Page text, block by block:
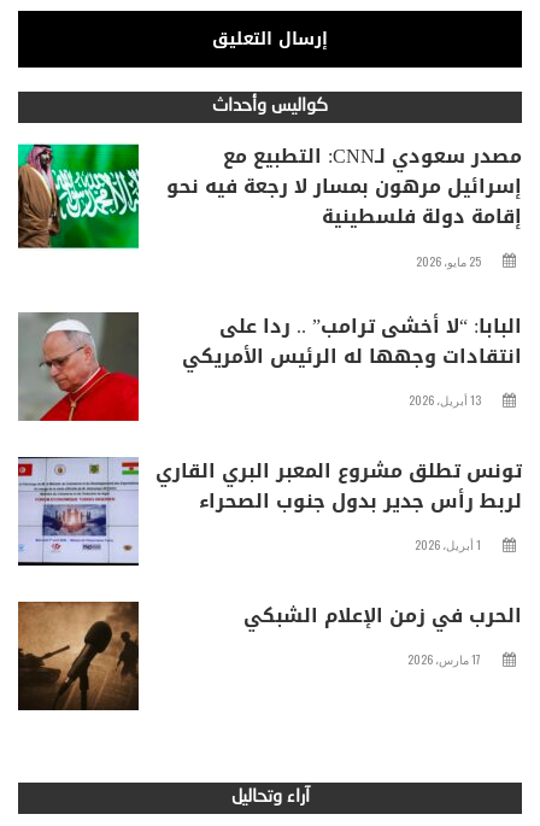
كواليس وأحداث
مصدر سعودي لـCNN: التطبيع مع
إسرائيل مرهون بمسار لا رجعة فيه نحو
إقامة دولة فلسطينية
25 مايو، 2026
البابا: “لا أخشى ترامب” .. ردا على
انتقادات وجهها له الرئيس الأمريكي
13 أبريل، 2026
تونس تطلق مشروع المعبر البري القاري
لربط رأس جدير بدول جنوب الصحراء
1 أبريل، 2026
الحرب في زمن الإعلام الشبكي
17 مارس، 2026
آراء وتحاليل